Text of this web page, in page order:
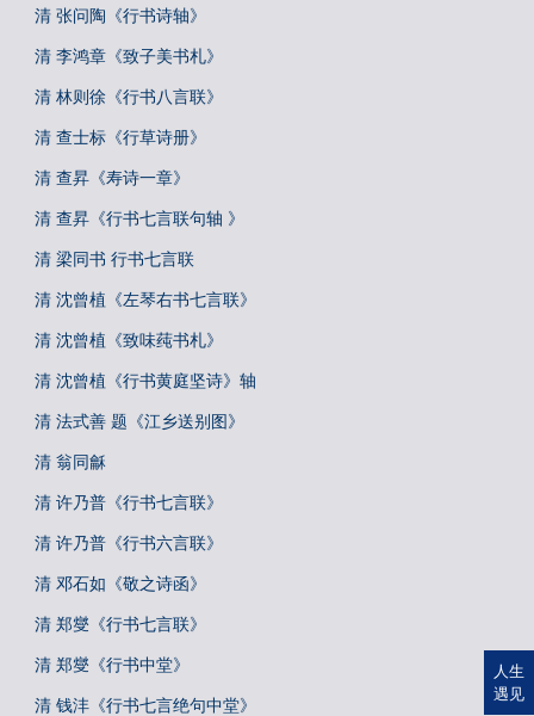
清 张问陶《行书诗轴》
清 李鸿章《致子美书札》
清 林则徐《行书八言联》
清 查士标《行草诗册》
清 查昇《寿诗一章》
清 查昇《行书七言联句轴 》
清 梁同书 行书七言联
清 沈曾植《左琴右书七言联》
清 沈曾植《致味莼书札》
清 沈曾植《行书黄庭坚诗》轴
清 法式善 题《江乡送别图》
清 翁同龢
清 许乃普《行书七言联》
清 许乃普《行书六言联》
清 邓石如《敬之诗函》
清 郑燮《行书七言联》
清 郑燮《行书中堂》
清 钱沣《行书七言绝句中堂》
人生
遇见